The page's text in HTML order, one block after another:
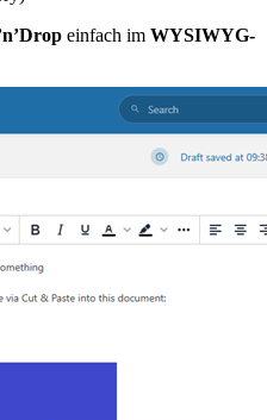
einfach im WYSIWYG-